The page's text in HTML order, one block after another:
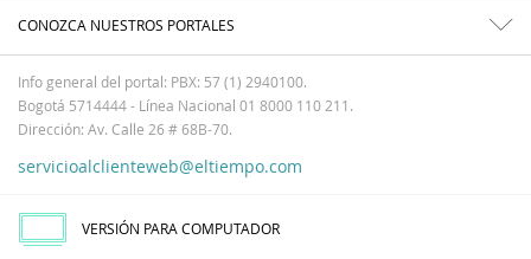
CONOZCA NUESTROS PORTALES
Info general del portal: PBX: 57 (1) 2940100.
Bogotá 5714444 - Línea Nacional 01 8000 110 211.
Dirección: Av. Calle 26 # 68B-70.
servicioalclienteweb@eltiempo.com
VERSIÓN PARA COMPUTADOR